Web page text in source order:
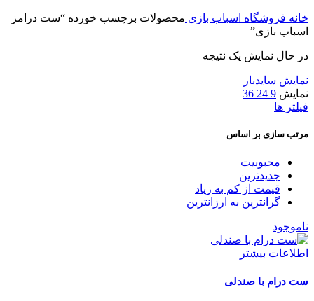
فروشگاه اسباب بازیمحصولات برچسب خورده “ست درامز
بازی”
حال نمایش یک نتیجه
سایدبار
9
24
36
ها
سازی بر اساس
محبوبیت
جدیدترین
قیمت از کم به زیاد
گرانترین به ارزانترین
بیشتر
درام با صندلی